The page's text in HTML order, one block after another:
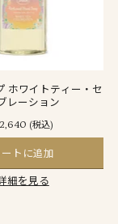
ホワイトティー・セ
レーション
(税込)
ートに追加
細を見る